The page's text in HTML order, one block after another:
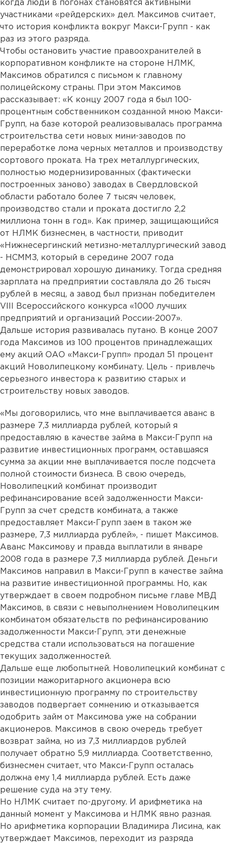
когда люди в погонах становятся активными
участниками «рейдерских» дел. Максимов считает,
что история конфликта вокруг Макси-Групп - как
раз из этого разряда.
Чтобы остановить участие правоохранителей в
корпоративном конфликте на стороне НЛМК,
Максимов обратился с письмом к главному
полицейскому страны. При этом Максимов
рассказывает: «К концу 2007 года я был 100-
процентным собственником созданной мною Макси-
Групп, на базе которой реализовывалась программа
строительства сети новых мини-заводов по
переработке лома черных металлов и производству
сортового проката. На трех металлургических,
полностью модернизированных (фактически
построенных заново) заводах в Свердловской
области работало более 7 тысяч человек,
производство стали и проката достигло 2,2
миллиона тонн в год». Как пример, защищающийся
от НЛМК бизнесмен, в частности, приводит
«Нижнесергинский метизно-металлургический завод
- НСММЗ, который в середине 2007 года
демонстрировал хорошую динамику. Тогда средняя
зарплата на предприятии составляла до 26 тысяч
рублей в месяц, а завод был признан победителем
VIII Всероссийского конкурса «1000 лучших
предприятий и организаций России-2007».
Дальше история развивалась путано. В конце 2007
года Максимов из 100 процентов принадлежащих
ему акций ОАО «Макси-Групп» продал 51 процент
акций Новолипецкому комбинату. Цель - привлечь
серьезного инвестора к развитию старых и
строительству новых заводов.
«Мы договорились, что мне выплачивается аванс в
размере 7,3 миллиарда рублей, который я
предоставляю в качестве займа в Макси-Групп на
развитие инвестиционных программ, оставшаяся
сумма за акции мне выплачивается после подсчета
полной стоимости бизнеса. В свою очередь,
Новолипецкий комбинат производит
рефинансирование всей задолженности Макси-
Групп за счет средств комбината, а также
предоставляет Макси-Групп заем в таком же
размере, 7,3 миллиарда рублей», - пишет Максимов.
Аванс Максимову и правда выплатили в январе
2008 года в размере 7,3 миллиарда рублей. Деньги
Максимов направил в Макси-Групп в качестве займа
на развитие инвестиционной программы. Но, как
утверждает в своем подробном письме главе МВД
Максимов, в связи с невыполнением Новолипецким
комбинатом обязательств по рефинансированию
задолженности Макси-Групп, эти денежные
средства стали использоваться на погашение
текущих задолженностей.
Дальше еще любопытней. Новолипецкий комбинат с
позиции мажоритарного акционера всю
инвестиционную программу по строительству
заводов подвергает сомнению и отказывается
одобрить займ от Максимова уже на собрании
акционеров. Максимов в свою очередь требует
возврат займа, но из 7,3 миллиардов рублей
получает обратно 5,9 миллиарда. Соответственно,
бизнесмен считает, что Макси-Групп осталась
должна ему 1,4 миллиарда рублей. Есть даже
решение суда на эту тему.
Но НЛМК считает по-другому. И арифметика на
данный момент у Максимова и НЛМК явно разная.
Но арифметика корпорации Владимира Лисина, как
утверждает Максимов, переходит из разряда